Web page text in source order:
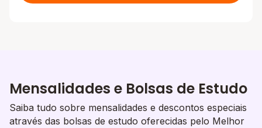
Mensalidades e Bolsas de Estudo
Saiba tudo sobre mensalidades e descontos especiais
através das bolsas de estudo oferecidas pelo Melhor